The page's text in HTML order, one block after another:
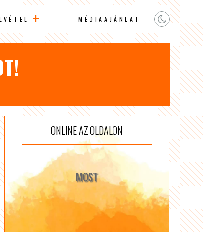
MÉDIAAJÁNLAT
ONLINE AZ OLDALON
MOST